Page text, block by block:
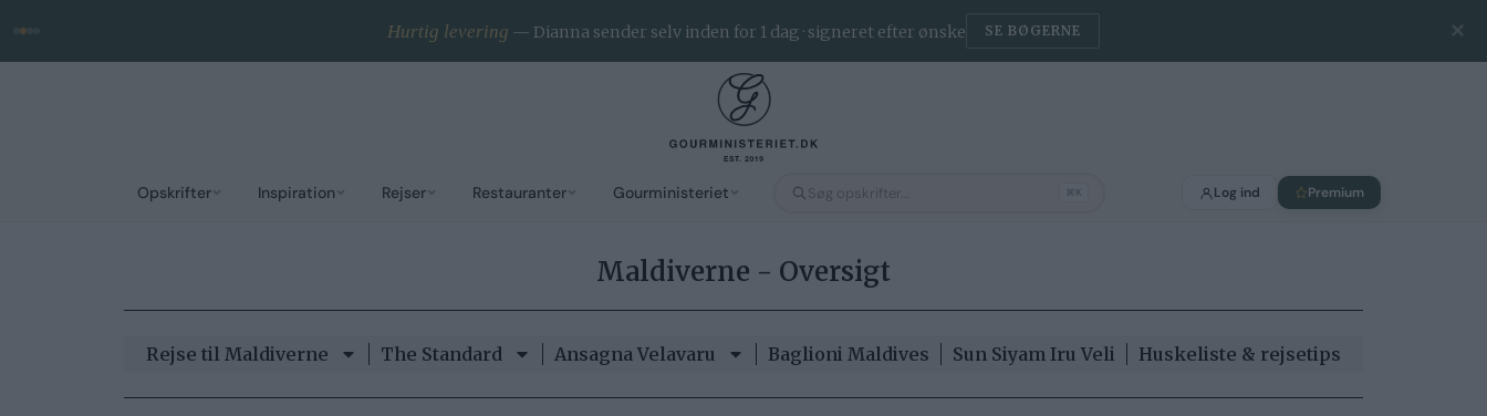
Opskrifter Inspiration Rejser Restauranter Gourministeriet ⌘K Log ind Premium
Hurtig levering — Dianna sender selv inden for 1 dag · signeret efter ønske SE BØGERNE ✕
Maldiverne - Oversigt
Rejse til Maldiverne The Standard Ansagna Velavaru Baglioni Maldives Sun Siyam Iru Veli Huskeliste & rejsetips